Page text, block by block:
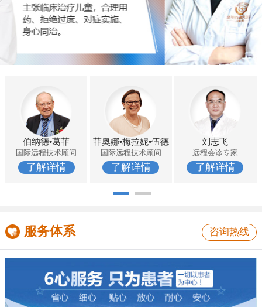
伯纳德•葛菲
国际远程技术顾问
了解详情
菲奥娜•梅拉妮•伍德
国际远程技术顾问
了解详情
刘志飞
远程会诊专家
了解详情
咨询热线
服务体系